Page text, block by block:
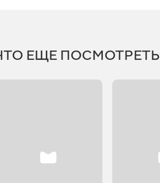
ЕЩЕ ПОСМОТРЕТЬ